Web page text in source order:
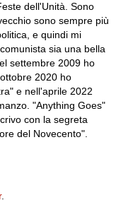
dell'Unità. Sono
sono sempre più
e quindi mi
sia una bella
settembre 2009 ho
2020 ho
e nell'aprile 2022
"Anything Goes"
con la segreta
del Novecento".
.